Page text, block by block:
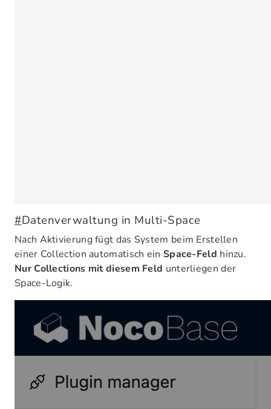
#Datenverwaltung in Multi-Space
Nach Aktivierung fügt das System beim Erstellen
einer Collection automatisch ein Space-Feld hinzu.
Nur Collections mit diesem Feld unterliegen der
Space-Logik.